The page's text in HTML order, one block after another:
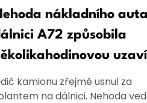
nákladního
A72 způsobila
kamionu zřejmě usnul za
na dálnici. Nehoda